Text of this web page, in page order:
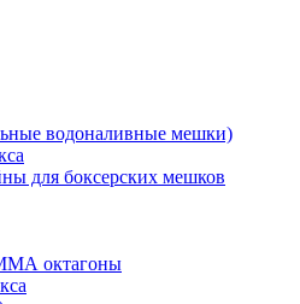
водоналивные мешки)
для боксерских мешков
октагоны